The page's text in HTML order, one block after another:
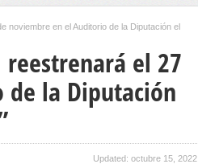
noviembre en el Auditorio de la Diputación el
el 27
la Diputación
Updated: octubre 15, 2022